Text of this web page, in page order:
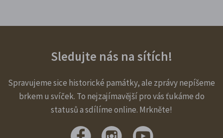
Sledujte nás na sítích!
Spravujeme sice historické památky, ale zprávy nepíšeme
brkem u svíček. To nejzajímavější pro vás ťukáme do
statusů a sdílíme online. Mrkněte!